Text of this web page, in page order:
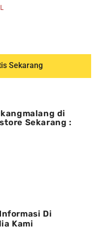
Sekarang
di
Sekarang :
Di
Kami